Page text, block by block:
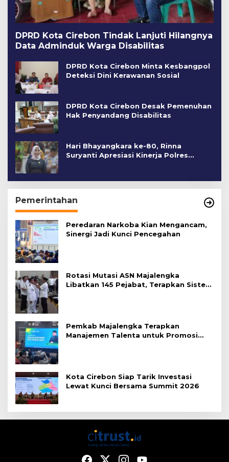
DPRD Kota Cirebon Tindak Lanjuti Hilangnya
Data Adminduk Warga Disabilitas
DPRD Kota Cirebon Minta Kesbangpol
Deteksi Dini Kerawanan Sosial
DPRD Kota Cirebon Desak Pemenuhan
Hak Penyandang Disabilitas
Hari Bhayangkara ke-80, Rinna
Suryanti Apresiasi Kinerja Polres
Pemerintahan
Peredaran Narkoba Kian Mengancam,
Sinergi Jadi Kunci Pencegahan
Rotasi Mutasi ASN Majalengka
Libatkan 145 Pejabat, Terapkan Sistem
Pemkab Majalengka Terapkan
Manajemen Talenta untuk Promosi
Kota Cirebon Siap Tarik Investasi
Lewat Kunci Bersama Summit 2026